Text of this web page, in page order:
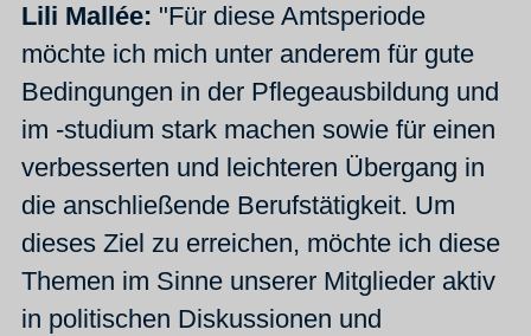
Lili Mallée: "Für diese Amtsperiode
möchte ich mich unter anderem für gute
Bedingungen in der Pflegeausbildung und
im -studium stark machen sowie für einen
verbesserten und leichteren Übergang in
die anschließende Berufstätigkeit. Um
dieses Ziel zu erreichen, möchte ich diese
Themen im Sinne unserer Mitglieder aktiv
in politischen Diskussionen und